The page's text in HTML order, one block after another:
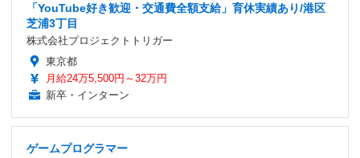
「YouTube好き歓迎・交通費全額支給」育休実績あり/港区
芝浦3丁目
株式会社プロジェクトトリガー
東京都
月給24万5,500円～32万円
新卒・インターン
ゲームプログラマー